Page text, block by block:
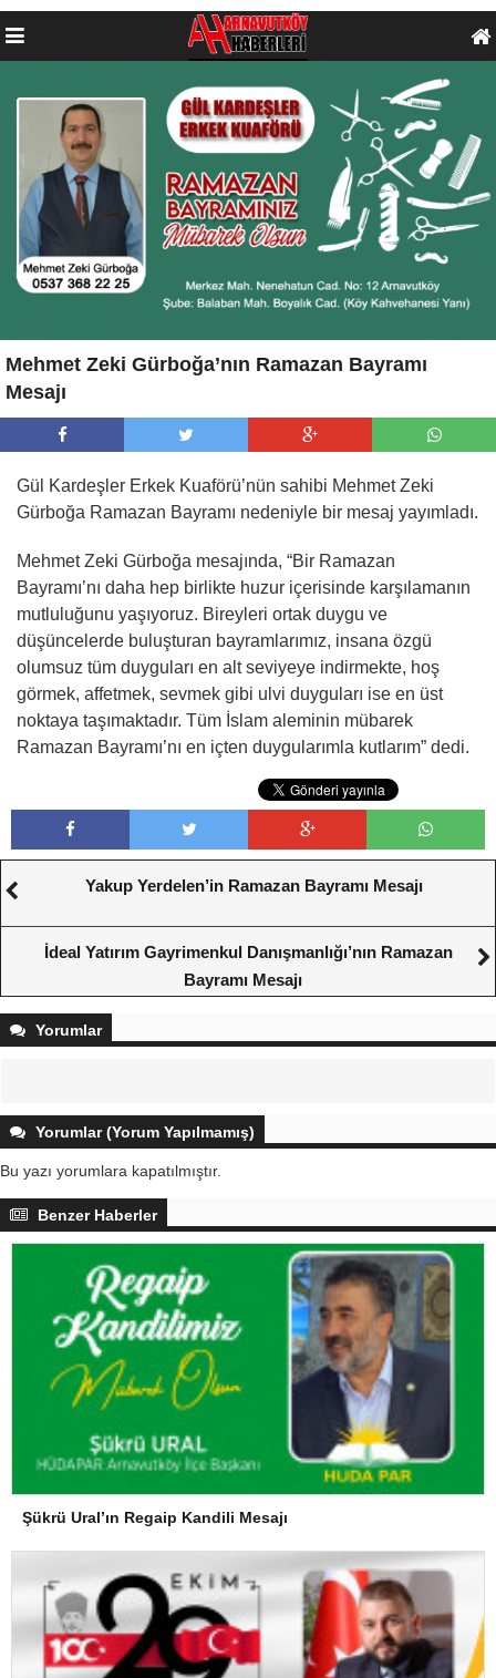
Mehmet Zeki Gürboğa’nın Ramazan Bayramı
Mesajı
Gül Kardeşler Erkek Kuaförü’nün sahibi Mehmet Zeki
Gürboğa Ramazan Bayramı nedeniyle bir mesaj yayımladı.
Mehmet Zeki Gürboğa mesajında, “Bir Ramazan
Bayramı’nı daha hep birlikte huzur içerisinde karşılamanın
mutluluğunu yaşıyoruz. Bireyleri ortak duygu ve
düşüncelerde buluşturan bayramlarımız, insana özgü
olumsuz tüm duyguları en alt seviyeye indirmekte, hoş
görmek, affetmek, sevmek gibi ulvi duyguları ise en üst
noktaya taşımaktadır. Tüm İslam aleminin mübarek
Ramazan Bayramı’nı en içten duygularımla kutlarım” dedi.
Yakup Yerdelen’in Ramazan Bayramı Mesajı
İdeal Yatırım Gayrimenkul Danışmanlığı’nın Ramazan
Bayramı Mesajı
Yorumlar
Yorumlar (Yorum Yapılmamış)
Bu yazı yorumlara kapatılmıştır.
Benzer Haberler
Şükrü Ural’ın Regaip Kandili Mesajı